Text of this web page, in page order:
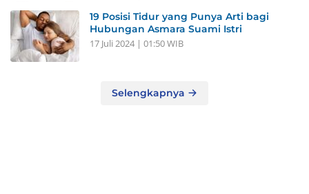
19 Posisi Tidur yang Punya Arti bagi
Hubungan Asmara Suami Istri
17 Juli 2024 | 01:50 WIB
Selengkapnya